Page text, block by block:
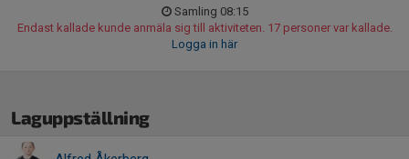
Samling 08:15
Endast kallade kunde anmäla sig till aktiviteten. 17 personer var kallade.
Logga in här
Laguppställning